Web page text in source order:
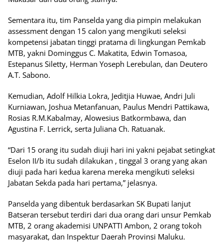
Sementara itu, tim Panselda yang dia pimpin melakukan
assessment dengan 15 calon yang mengikuti seleksi
kompetensi jabatan tinggi pratama di lingkungan Pemkab
MTB, yakni Dominggus C. Makatita, Edwin Tomasoa,
Estepanus Siletty, Herman Yoseph Lerebulan, dan Deutero
A.T. Sabono.
Kemudian, Adolf Hilkia Lokra, Jeditjia Huwae, Andri Juli
Kurniawan, Joshua Metanfanuan, Paulus Mendri Pattikawa,
Rosias R.M.Kabalmay, Alowesius Batkormbawa, dan
Agustina F. Lerrick, serta Juliana Ch. Ratuanak.
“Dari 15 orang itu sudah diuji hari ini yakni pejabat setingkat
Eselon II/b itu sudah dilakukan , tinggal 3 orang yang akan
diuji pada hari kedua karena mereka mengikuti seleksi
Jabatan Sekda pada hari pertama,” jelasnya.
Panselda yang dibentuk berdasarkan SK Bupati lanjut
Batseran tersebut terdiri dari dua orang dari unsur Pemkab
MTB, 2 orang akademisi UNPATTI Ambon, 2 orang tokoh
masyarakat, dan Inspektur Daerah Provinsi Maluku.